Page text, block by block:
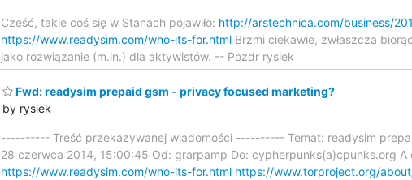
Cześć, takie coś się w Stanach pojawiło: http://arstechnica.com/business/
https://www.readysim.com/who-its-for.html Brzmi ciekawie, zwłaszcza
jako rozwiązanie (m.in.) dla aktywistów. -- Pozdr rysiek
Fwd: readysim prepaid gsm - privacy focused marketing?
by rysiek
---------- Treść przekazywanej wiadomości ---------- Temat: readysim
28 czerwca 2014, 15:00:45 Od: grarpamp Do: cypherpunks(a)cpunks.org
https://www.readysim.com/who-its-for.html https://www.torproject.org/